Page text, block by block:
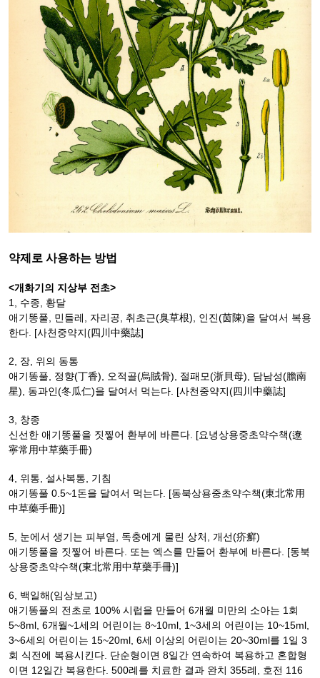
약제로 사용하는 방법
<개화기의 지상부 전초>
1, 수종, 황달
애기똥풀, 민들레, 자리공, 취초근(臭草根), 인진(茵陳)을 달여서 복용
한다. [사천중약지(四川中藥誌]
2, 장, 위의 동통
애기똥풀, 정향(丁香), 오적골(烏賊骨), 절패모(浙貝母), 담남성(膽南
星), 동과인(冬瓜仁)을 달여서 먹는다. [사천중약지(四川中藥誌]
3, 창종
신선한 애기똥풀을 짓찧어 환부에 바른다. [요녕상용중초약수책(遼
寧常用中草藥手冊)
4, 위통, 설사복통, 기침
애기똥풀 0.5~1돈을 달여서 먹는다. [동북상용중초약수책(東北常用
中草藥手冊)]
5, 눈에서 생기는 피부염, 독충에게 물린 상처, 개선(疥癬)
애기똥풀을 짓찧어 바른다. 또는 엑스를 만들어 환부에 바른다. [동북
상용중초약수책(東北常用中草藥手冊)]
6, 백일해(임상보고)
애기똥풀의 전초로 100% 시럽을 만들어 6개월 미만의 소아는 1회
5~8ml, 6개월~1세의 어린이는 8~10ml, 1~3세의 어린이는 10~15ml,
3~6세의 어린이는 15~20ml, 6세 이상의 어린이는 20~30ml를 1일 3
회 식전에 복용시킨다. 단순형이면 8일간 연속하여 복용하고 혼합형
이면 12일간 복용한다. 500례를 치료한 결과 완치 355례, 호전 116